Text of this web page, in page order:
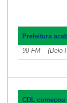
Prefeitura
98 FM – (Belo
CDL